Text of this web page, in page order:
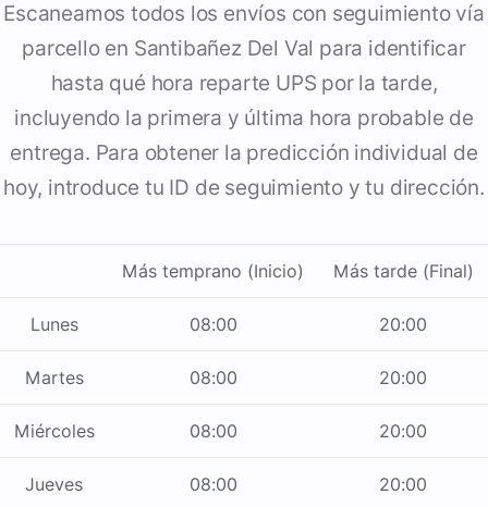
Escaneamos todos los envíos con seguimiento vía
parcello en Santibañez Del Val para identificar
hasta qué hora reparte UPS por la tarde,
incluyendo la primera y última hora probable de
entrega. Para obtener la predicción individual de
hoy, introduce tu ID de seguimiento y tu dirección.
Más temprano (Inicio) Más tarde (Final)
Lunes 08:00 20:00
Martes 08:00 20:00
Miércoles 08:00 20:00
Jueves 08:00 20:00